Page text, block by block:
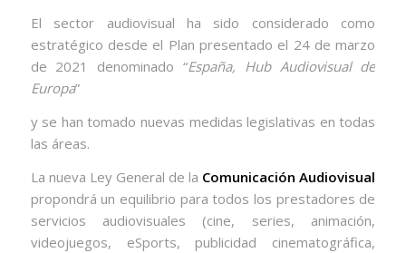
El sector audiovisual ha sido considerado como
estratégico desde el Plan presentado el 24 de marzo
de 2021 denominado “España, Hub Audiovisual de
Europa”
y se han tomado nuevas medidas legislativas en todas
las áreas.
La nueva Ley General de la Comunicación Audiovisual
propondrá un equilibrio para todos los prestadores de
servicios audiovisuales (cine, series, animación,
videojuegos, eSports, publicidad cinematográfica,